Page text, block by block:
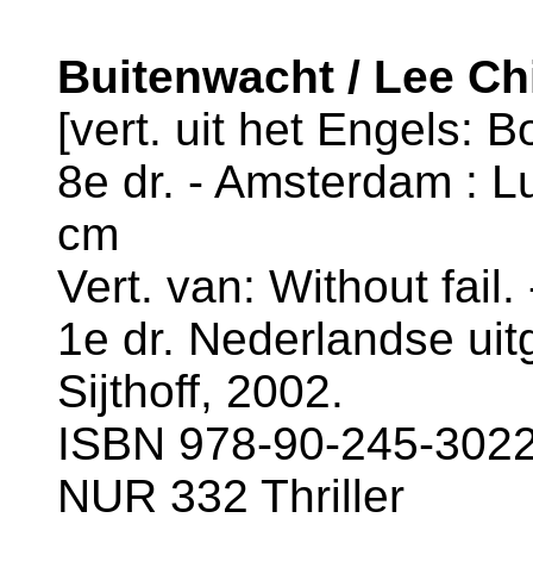
Buitenwacht / Lee
[vert. uit het Engels:
8e dr. - Amsterdam :
cm
Vert. van: Without fail.
1e dr. Nederlandse
Sijthoff, 2002.
ISBN 978-90-245-
NUR 332 Thriller